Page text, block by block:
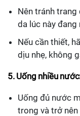
Nên tránh trang
da lúc này đang
Nếu cần thiết,
dịu nhẹ, không
5. Uống nhiều
Uống đủ nước
trong và trở